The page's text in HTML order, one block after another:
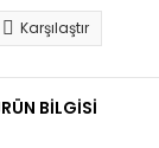
Karşılaştır
BİLGİSİ